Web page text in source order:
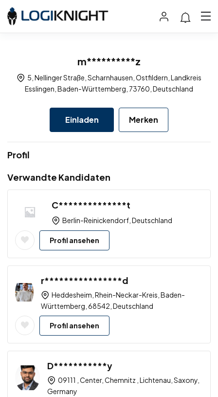
m**********z
5, Nellinger Straße, Scharnhausen, Ostfildern, Landkreis
Esslingen, Baden-Württemberg, 73760, Deutschland
Einladen Merken
Profil
Verwandte Kandidaten
C**************t
Berlin-Reinickendorf, Deutschland
Profil ansehen
r****************d
Heddesheim, Rhein-Neckar-Kreis, Baden-
Württemberg, 68542, Deutschland
Profil ansehen
D***********y
09111 , Center, Chemnitz , Lichtenau, Saxony,
Germany